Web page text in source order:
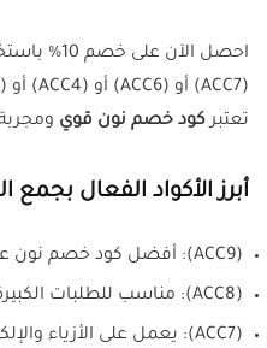
تعتبركود خصم نون قوي
أبرز الأكواد الفعال بجمع
(ACC9): أفضل كود خصم نون على معظم المنتجات.
(ACC8): مناسب للطلبات الكبيرة والمتكررة.
(ACC7): يعمل على الأزياء والإلكترونيات.